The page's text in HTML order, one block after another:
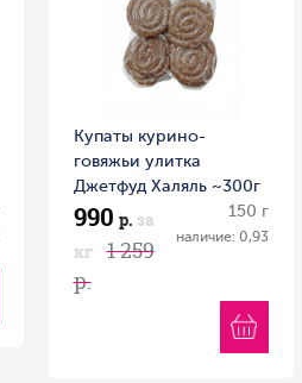
Купаты курино-
говяжьи улитка
Джетфуд Халяль ~300г
Россия
990 р. за
кг
1 259
р.
150 г
наличие: 0,93